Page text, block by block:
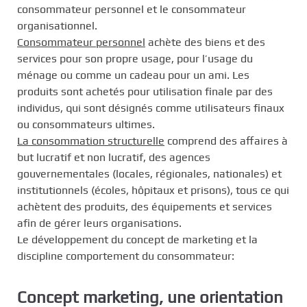
consommateur personnel et le consommateur
organisationnel.
Consommateur personnel achète des biens et des
services pour son propre usage, pour l’usage du
ménage ou comme un cadeau pour un ami. Les
produits sont achetés pour utilisation finale par des
individus, qui sont désignés comme utilisateurs finaux
ou consommateurs ultimes.
La consommation structurelle comprend des affaires à
but lucratif et non lucratif, des agences
gouvernementales (locales, régionales, nationales) et
institutionnels (écoles, hôpitaux et prisons), tous ce qui
achètent des produits, des équipements et services
afin de gérer leurs organisations.
Le développement du concept de marketing et la
discipline comportement du consommateur:
Concept marketing, une orientation